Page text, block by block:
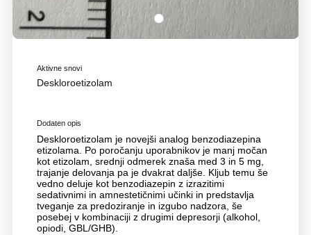
1
Aktivne snovi
Deskloroetizolam
Dodaten opis
Deskloroetizolam je novejši analog benzodiazepina
etizolama. Po poročanju uporabnikov je manj močan
kot etizolam, srednji odmerek znaša med 3 in 5 mg,
trajanje delovanja pa je dvakrat daljše. Kljub temu še
vedno deluje kot benzodiazepin z izrazitimi
sedativnimi in amnestetičnimi učinki in predstavlja
tveganje za predoziranje in izgubo nadzora, še
posebej v kombinaciji z drugimi depresorji (alkohol,
opiodi, GBL/GHB).